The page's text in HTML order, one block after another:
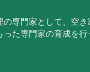
専門家として、空
た専門家の育成を行